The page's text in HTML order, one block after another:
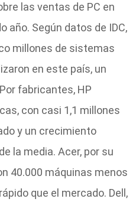
las ventas de PC en
año. Según datos de IDC,
millones de sistemas
en este país, un
fabricantes, HP
con casi 1,1 millones
y un crecimiento
la media. Acer, por su
40.000 máquinas menos
que el mercado. Dell,